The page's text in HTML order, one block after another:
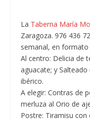
La Taberna María
Zaragoza. 976 436
semanal, en
Al centro: Delicia de
aguacate; y
ibérico.
A elegir: Contras de
merluza al Orio de
Postre: Tiramisu con